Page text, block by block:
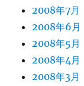
2008年7月
2008年6月
2008年5月
2008年4月
2008年3月